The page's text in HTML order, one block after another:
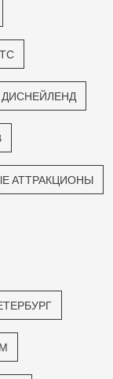
ДИСНЕЙЛЕНД
АТТРАКЦИОНЫ